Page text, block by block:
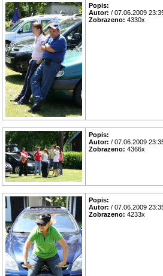
Popis:
Autor: / 07.06.2009
Zobrazeno: 4330x
Popis:
Autor: / 07.06.2009
Zobrazeno: 4366x
Popis:
Autor: / 07.06.2009
Zobrazeno: 4233x